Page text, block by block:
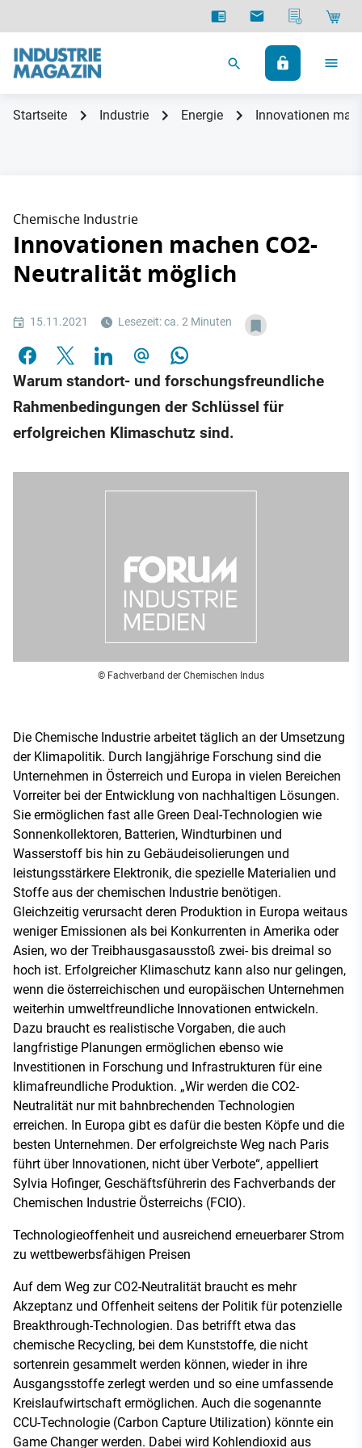
Startseite Industrie Energie Innovationen
Chemische Industrie
Innovationen machen CO2-
Neutralität möglich
15.11.2021 Lesezeit: ca. 2 Minuten
Warum standort- und forschungsfreundliche
Rahmenbedingungen der Schlüssel für
erfolgreichen Klimaschutz sind.
© Fachverband der Chemischen Indus
Die Chemische Industrie arbeitet täglich an der Umsetzung
der Klimapolitik. Durch langjährige Forschung sind die
Unternehmen in Österreich und Europa in vielen Bereichen
Vorreiter bei der Entwicklung von nachhaltigen Lösungen.
Sie ermöglichen fast alle Green Deal-Technologien wie
Sonnenkollektoren, Batterien, Windturbinen und
Wasserstoff bis hin zu Gebäudeisolierungen und
leistungsstärkere Elektronik, die spezielle Materialien und
Stoffe aus der chemischen Industrie benötigen.
Gleichzeitig verursacht deren Produktion in Europa weitaus
weniger Emissionen als bei Konkurrenten in Amerika oder
Asien, wo der Treibhausgasausstoß zwei- bis dreimal so
hoch ist. Erfolgreicher Klimaschutz kann also nur gelingen,
wenn die österreichischen und europäischen Unternehmen
weiterhin umweltfreundliche Innovationen entwickeln.
Dazu braucht es realistische Vorgaben, die auch
langfristige Planungen ermöglichen ebenso wie
Investitionen in Forschung und Infrastrukturen für eine
klimafreundliche Produktion. „Wir werden die CO2-
Neutralität nur mit bahnbrechenden Technologien
erreichen. In Europa gibt es dafür die besten Köpfe und die
besten Unternehmen. Der erfolgreichste Weg nach Paris
führt über Innovationen, nicht über Verbote“, appelliert
Sylvia Hofinger, Geschäftsführerin des Fachverbands der
Chemischen Industrie Österreichs (FCIO).
Technologieoffenheit und ausreichend erneuerbarer Strom
zu wettbewerbsfähigen Preisen
Auf dem Weg zur CO2-Neutralität braucht es mehr
Akzeptanz und Offenheit seitens der Politik für potenzielle
Breakthrough-Technologien. Das betrifft etwa das
chemische Recycling, bei dem Kunststoffe, die nicht
sortenrein gesammelt werden können, wieder in ihre
Ausgangsstoffe zerlegt werden und so eine umfassende
Kreislaufwirtschaft ermöglichen. Auch die sogenannte
CCU-Technologie (Carbon Capture Utilization) könnte ein
Game Changer werden. Dabei wird Kohlendioxid aus